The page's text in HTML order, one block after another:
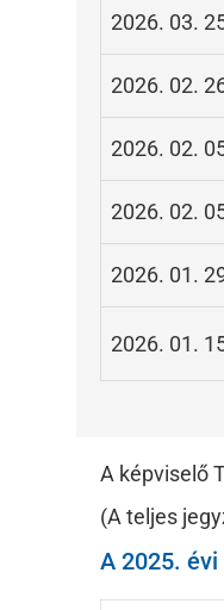
2026. 03.
2026. 02.
2026. 02.
2026. 02.
2026. 01.
2026. 01.
A képviselő
(A teljes
A 2025.